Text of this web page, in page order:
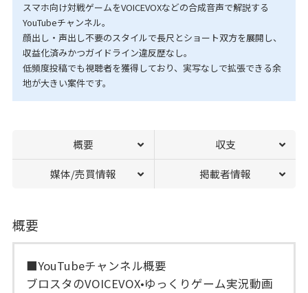
スマホ向け対戦ゲームをVOICEVOXなどの合成音声で解説する
YouTubeチャンネル。
顔出し・声出し不要のスタイルで長尺とショート双方を展開し、
収益化済みかつガイドライン違反歴なし。
低頻度投稿でも視聴者を獲得しており、実写なしで拡張できる余
地が大きい案件です。
概要 収支
媒体/売買情報 掲載者情報
概要
■YouTubeチャンネル概要
ブロスタのVOICEVOX•ゆっくりゲーム実況動画